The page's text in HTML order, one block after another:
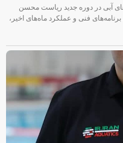
آبی در دوره جدید ریاست محسن
فنی و عملکرد ماه‌های اخیر،